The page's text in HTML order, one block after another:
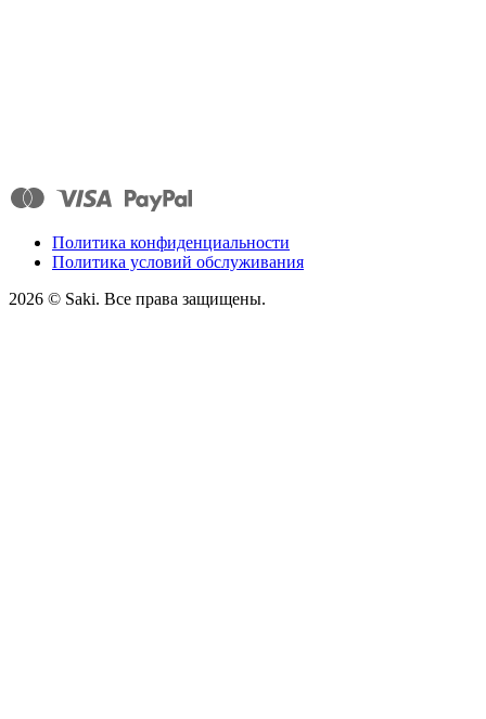
Политика конфиденциальности
Политика условий обслуживания
2026 © Saki. Все права защищены.